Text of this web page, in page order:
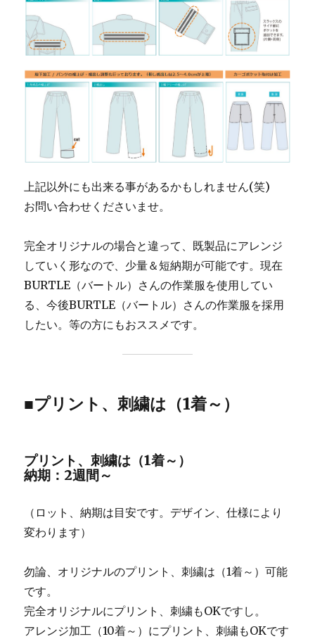
上記以外にも出来る事があるかもしれません(笑)
お問い合わせくださいませ。
完全オリジナルの場合と違って、既製品にアレンジ
していく形なので、少量＆短納期が可能です。現在
BURTLE（バートル）さんの作業服を使用してい
る、今後BURTLE（バートル）さんの作業服を採用
したい。等の方にもおススメです。
■プリント、刺繍は（1着～）
プリント、刺繍は（1着～）
納期：2週間～
（ロット、納期は目安です。デザイン、仕様により
変わります）
勿論、オリジナルのプリント、刺繍は（1着～）可能
です。
完全オリジナルにプリント、刺繍もOKですし。
アレンジ加工（10着～）にプリント、刺繍もOKです